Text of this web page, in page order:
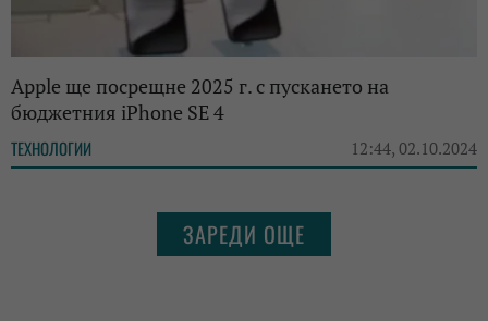
Apple ще посрещне 2025 г. с пускането на
бюджетния iPhone SE 4
ТЕХНОЛОГИИ 12:44, 02.10.2024
ЗАРЕДИ ОЩЕ